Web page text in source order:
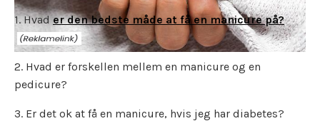
1. Hvader den bedste måde at få en manicure på?
2. Hvad er forskellen mellem en manicure og en
pedicure?
3. Er det ok at få en manicure, hvis jeg har diabetes?